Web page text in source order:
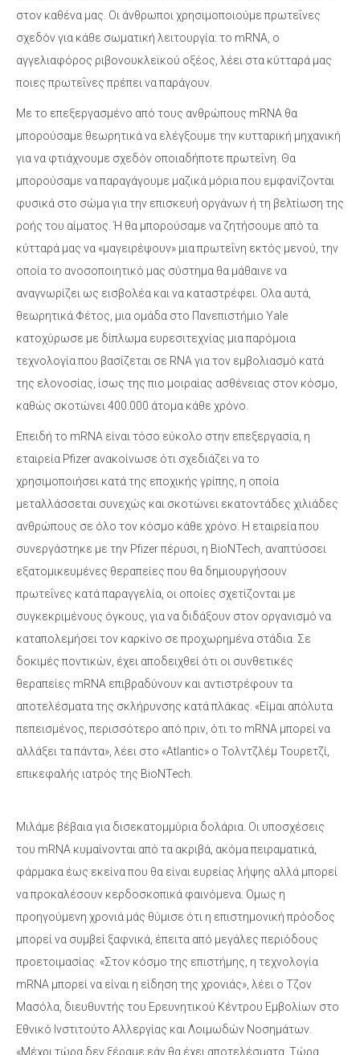
στον καθένα μας. Οι άνθρωποι χρησιμοποιούμε πρωτεΐνες
σχεδόν για κάθε σωματική λειτουργία: το mRNA, o
αγγελιαφόρος ριβονουκλεϊκού οξέος, λέει στα κύτταρά μας
ποιες πρωτεΐνες πρέπει να παράγουν.
Με το επεξεργασμένο από τους ανθρώπους mRNA θα
μπορούσαμε θεωρητικά να ελέγξουμε την κυτταρική μηχανική
για να φτιάχνουμε σχεδόν οποιαδήποτε πρωτεΐνη. Θα
μπορούσαμε να παραγάγουμε μαζικά μόρια που εμφανίζονται
φυσικά στο σώμα για την επισκευή οργάνων ή τη βελτίωση της
ροής του αίματος. Ή θα μπορούσαμε να ζητήσουμε από τα
κύτταρά μας να «μαγειρέψουν» μια πρωτεΐνη εκτός μενού, την
οποία το ανοσοποιητικό μας σύστημα θα μάθαινε να
αναγνωρίζει ως εισβολέα και να καταστρέφει. Ολα αυτά,
θεωρητικά.Φέτος, μια ομάδα στο Πανεπιστήμιο Yale
κατοχύρωσε με δίπλωμα ευρεσιτεχνίας μια παρόμοια
τεχνολογία που βασίζεται σε RNA για τον εμβολιασμό κατά
της ελονοσίας, ίσως της πιο μοιραίας ασθένειας στον κόσμο,
καθώς σκοτώνει 400.000 άτομα κάθε χρόνο.
Επειδή το mRNA είναι τόσο εύκολο στην επεξεργασία, η
εταιρεία Pfizer ανακοίνωσε ότι σχεδιάζει να το
χρησιμοποιήσει κατά της εποχικής γρίπης, η οποία
μεταλλάσσεται συνεχώς και σκοτώνει εκατοντάδες χιλιάδες
ανθρώπους σε όλο τον κόσμο κάθε χρόνο. Η εταιρεία που
συνεργάστηκε με την Pfizer πέρυσι, η BioNTech, αναπτύσσει
εξατομικευμένες θεραπείες που θα δημιουργήσουν
πρωτεΐνες κατά παραγγελία, οι οποίες σχετίζονται με
συγκεκριμένους όγκους, για να διδάξουν στον οργανισμό να
καταπολεμήσει τον καρκίνο σε προχωρημένα στάδια. Σε
δοκιμές ποντικών, έχει αποδειχθεί ότι οι συνθετικές
θεραπείες mRNA επιβραδύνουν και αντιστρέφουν τα
αποτελέσματα της σκλήρυνσης κατά πλάκας. «Είμαι απόλυτα
πεπεισμένος, περισσότερο από πριν, ότι το mRNA μπορεί να
αλλάξει τα πάντα», λέει στο «Atlantic» ο Τολντζλέμ Τουρετζί,
επικεφαλής ιατρός της BioNTech.
Μιλάμε βέβαια για δισεκατομμύρια δολάρια. Οι υποσχέσεις
του mRNA κυμαίνονται από τα ακριβά, ακόμα πειραματικά,
φάρμακα έως εκείνα που θα είναι ευρείας λήψης αλλά μπορεί
να προκαλέσουν κερδοσκοπικά φαινόμενα. Ομως η
προηγούμενη χρονιά μάς θύμισε ότι η επιστημονική πρόοδος
μπορεί να συμβεί ξαφνικά, έπειτα από μεγάλες περιόδους
προετοιμασίας. «Στον κόσμο της επιστήμης, η τεχνολογία
mRNA μπορεί να είναι η είδηση της χρονιάς», λέει ο Τζον
Μασόλα, διευθυντής του Ερευνητικού Κέντρου Εμβολίων στο
Εθνικό Ινστιτούτο Αλλεργίας και Λοιμωδών Νοσημάτων.
«Μέχρι τώρα δεν ξέραμε εάν θα έχει αποτελέσματα. Τώρα